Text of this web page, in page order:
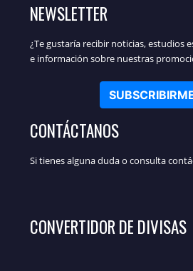
NEWSLETTER
¿Te gustaría recibir noticias, estudios
e información sobre nuestras
CONTÁCTANOS
Si tienes alguna duda o consulta
CONVERTIDOR DE DIVISAS